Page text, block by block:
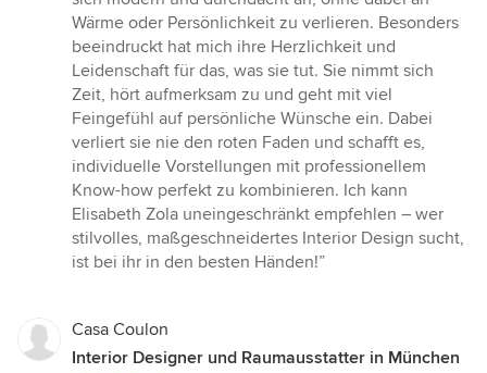
Wärme oder Persönlichkeit zu verlieren. Besonders
beeindruckt hat mich ihre Herzlichkeit und
Leidenschaft für das, was sie tut. Sie nimmt sich
Zeit, hört aufmerksam zu und geht mit viel
Feingefühl auf persönliche Wünsche ein. Dabei
verliert sie nie den roten Faden und schafft es,
individuelle Vorstellungen mit professionellem
Know-how perfekt zu kombinieren. Ich kann
Elisabeth Zola uneingeschränkt empfehlen – wer
stilvolles, maßgeschneidertes Interior Design sucht,
ist bei ihr in den besten Händen!”
Casa Coulon
Interior Designer und Raumausstatter in München